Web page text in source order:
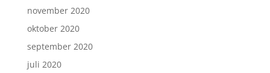
november 2020
oktober 2020
september 2020
juli 2020